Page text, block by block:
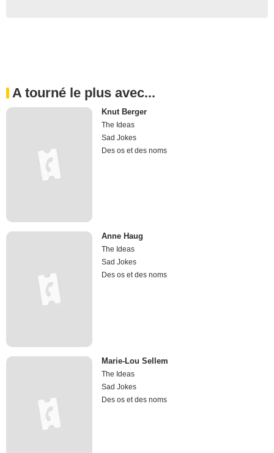
A tourné le plus avec...
Knut Berger
The Ideas
Sad Jokes
Des os et des noms
Anne Haug
The Ideas
Sad Jokes
Des os et des noms
Marie-Lou Sellem
The Ideas
Sad Jokes
Des os et des noms